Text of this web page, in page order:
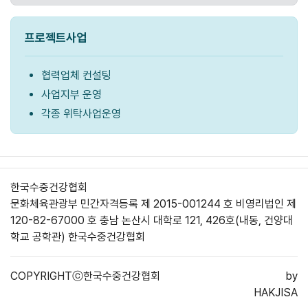
프로젝트사업
협력업체 컨설팅
사업지부 운영
각종 위탁사업운영
한국수중건강협회
문화체육관광부 민간자격등록 제 2015-001244 호 비영리법인 제
120-82-67000 호 충남 논산시 대학로 121, 426호(내동, 건양대
학교 공학관) 한국수중건강협회
COPYRIGHTⓒ한국수중건강협회
by
HAKJISA